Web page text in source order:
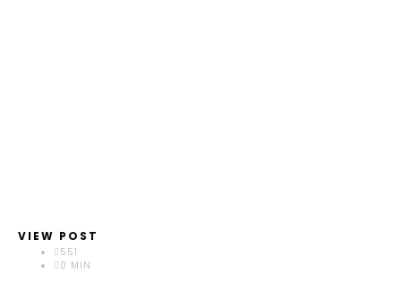
VIEW POST
551
0 MIN